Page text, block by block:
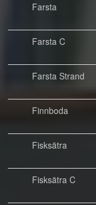
Farsta
Farsta C
Farsta Strand
Finnboda
Fisksätra
Fisksätra C